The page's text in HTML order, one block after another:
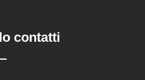
contatti